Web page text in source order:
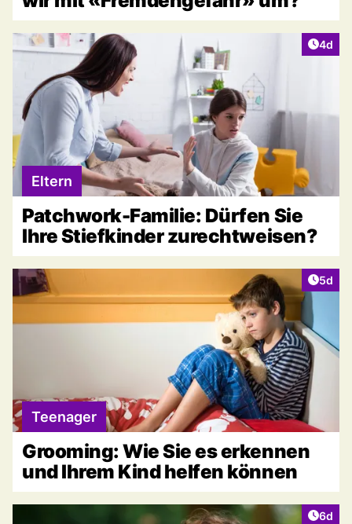
4d
Eltern
Patchwork-Familie: Dürfen Sie
Ihre Stiefkinder zurechtweisen?
5d
Teenager
Grooming: Wie Sie es erkennen
und Ihrem Kind helfen können
6d